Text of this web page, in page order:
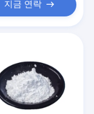
지금 연락